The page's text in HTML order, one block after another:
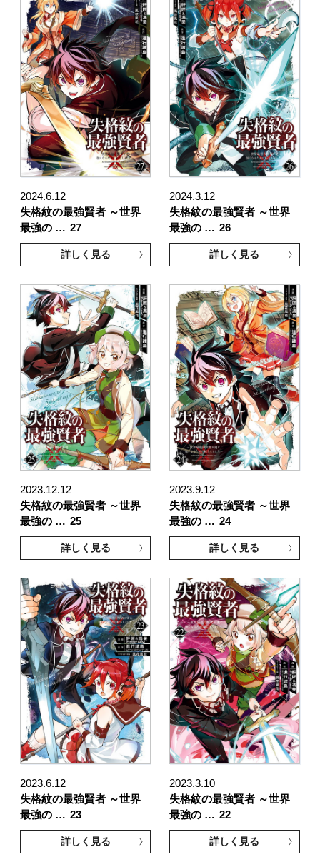
2024.6.12
失格紋の最強賢者 ～世界
最強の … 27
詳しく見る
2024.3.12
失格紋の最強賢者 ～世界
最強の … 26
詳しく見る
2023.12.12
失格紋の最強賢者 ～世界
最強の … 25
詳しく見る
2023.9.12
失格紋の最強賢者 ～世界
最強の … 24
詳しく見る
2023.6.12
失格紋の最強賢者 ～世界
最強の … 23
詳しく見る
2023.3.10
失格紋の最強賢者 ～世界
最強の … 22
詳しく見る